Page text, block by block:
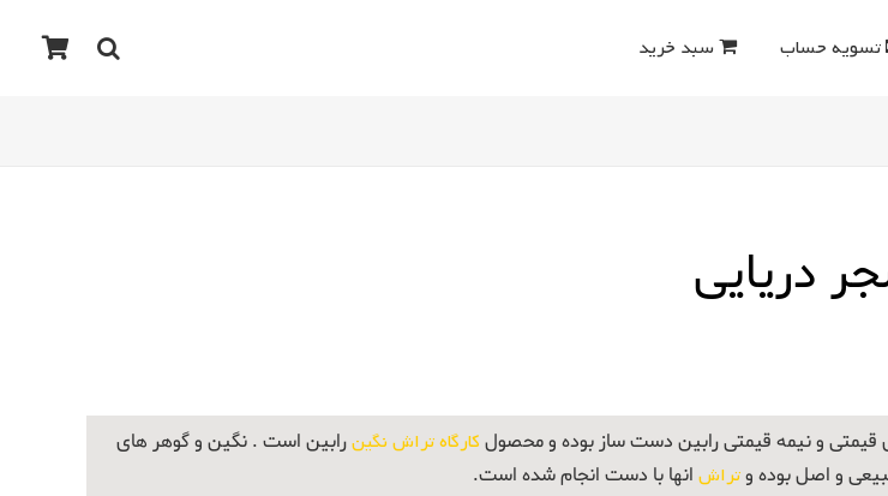
تسویه حساب سبد خرید
دریایی
و نیمه قیمتی رابین دست ساز بوده و محصول کارگاه تراش نگینرابین است . نگین و گوهر های
و اصل بوده وتراش انها با دست انجام شده است.